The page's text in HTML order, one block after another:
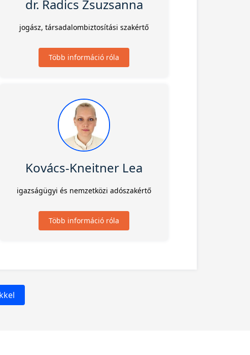
dr. Radics Zsuzsanna
jogász, társadalombiztosítási szakértő
Több információ róla
Kovács-Kneitner Lea
igazságügyi és nemzetközi adószakértő
Több információ róla